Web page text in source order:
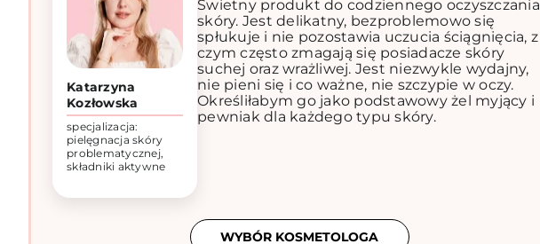
Katarzyna
Kozłowska
specjalizacja:
pielęgnacja skóry
problematycznej,
składniki aktywne
Świetny produkt do codziennego oczyszczania
skóry. Jest delikatny, bezproblemowo się
spłukuje i nie pozostawia uczucia ściągnięcia, z
czym często zmagają się posiadacze skóry
suchej oraz wrażliwej. Jest niezwykle wydajny,
nie pieni się i co ważne, nie szczypie w oczy.
Określiłabym go jako podstawowy żel myjący i
pewniak dla każdego typu skóry.
WYBÓR KOSMETOLOGA